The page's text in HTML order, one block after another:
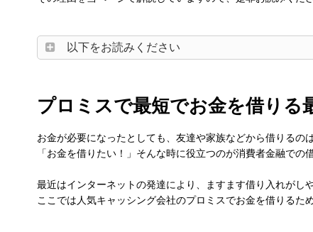
以下をお読みください
プロミスで最短でお金を借りる
お金が必要になったとしても、友達や家族などから借りるの
「お金を借りたい！」そんな時に役立つのが消費者金融での
最近はインターネットの発達により、ますます借り入れがし
ここでは人気キャッシング会社のプロミスでお金を借りるた